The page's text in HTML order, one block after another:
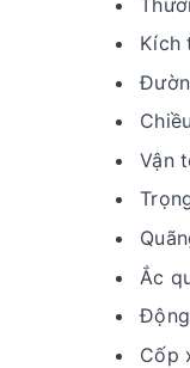
Kích
Vận
Ắc
Cốp